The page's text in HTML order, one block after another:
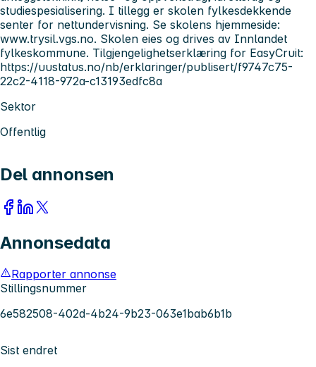
studiespesialisering. I tillegg er skolen fylkesdekkende
senter for nettundervisning. Se skolens hjemmeside:
www.trysil.vgs.no. Skolen eies og drives av Innlandet
fylkeskommune. Tilgjengelighetserklæring for EasyCruit:
https://uustatus.no/nb/erklaringer/publisert/f9747c75-
22c2-4118-972a-c13193edfc8a
Sektor
Offentlig
Del annonsen
Annonsedata
Rapporter annonse
Stillingsnummer
6e582508-402d-4b24-9b23-063e1bab6b1b
Sist endret